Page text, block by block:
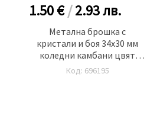
1.50 €/2.93лв.
Метална брошка с
кристали и боя 34x30 мм
коледни камбани цвят
сребро
Код: 696195